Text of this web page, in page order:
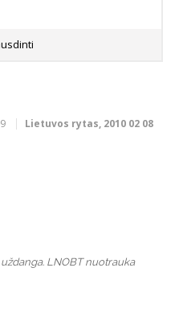
Lietuvos rytas, 2010 02 08
LNOBT nuotrauka